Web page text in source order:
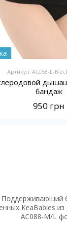
Артикул: AC058-L-
бандаж
950 грн